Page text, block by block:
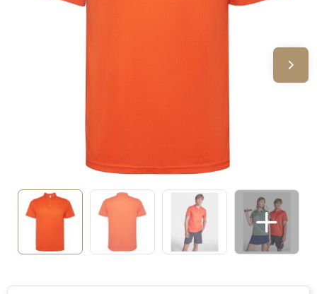
Zomergeschenken